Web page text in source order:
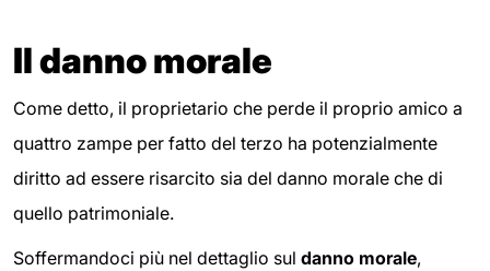
Il danno morale
Come detto, il proprietario che perde il proprio amico a
quattro zampe per fatto del terzo ha potenzialmente
diritto ad essere risarcito sia del danno morale che di
quello patrimoniale.
Soffermandoci più nel dettaglio sul danno morale,